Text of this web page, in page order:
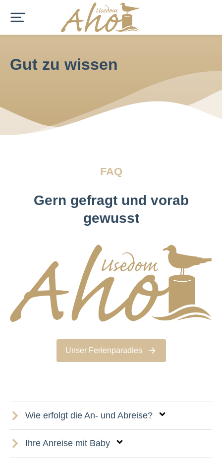
Gut zu wissen
FAQ
Gern gefragt und vorab
gewusst
Unser Ferienparadies
Wie erfolgt die An- und Abreise?
Ihre Anreise mit Baby